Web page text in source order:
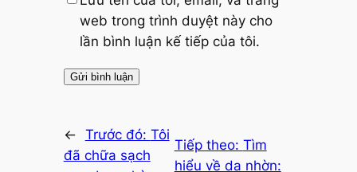
web trong trình duyệt này cho
lần bình luận kế tiếp của tôi.
← Trước đó: Tôi
đã chữa sạch
Tiếp theo: Tìm
hiểu về da nhờn: